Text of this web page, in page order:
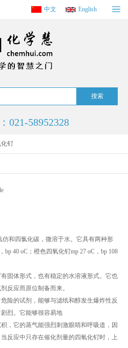
中文 English
021-58952328
化钌
仿和四氯化碳，微溶于水。它具有两种形
bp 40 oC；橙色四氧化钌mp 27 oC，bp 108
固体形式，也有稳定的水溶液形式。它也
反应而原位制备而来。
险的试剂，能够与滤纸和醇发生爆炸性反
烈。它能够很容易地
，它的蒸气能强烈刺激眼睛和呼吸道，因
反应中只存在催化剂量的四氧化钌时，上